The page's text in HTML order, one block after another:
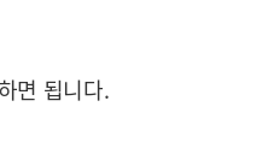
면 됩니다.